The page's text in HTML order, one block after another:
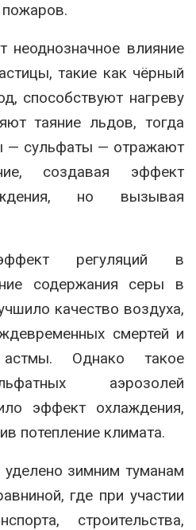
неоднозначное влияние
такие как чёрный
способствуют нагреву
таяние льдов, тогда
— сульфаты — отражают
создавая эффект
но вызывая
регуляций в
содержания серы в
качество воздуха,
смертей и
Однако такое
аэрозолей
эффект охлаждения,
потепление климата.
зимним туманам
где при участии
строительства,